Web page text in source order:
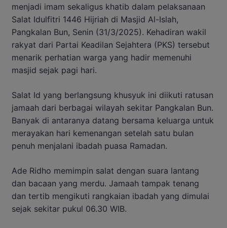
menjadi imam sekaligus khatib dalam pelaksanaan
Salat Idulfitri 1446 Hijriah di Masjid Al-Islah,
Pangkalan Bun, Senin (31/3/2025). Kehadiran wakil
rakyat dari Partai Keadilan Sejahtera (PKS) tersebut
menarik perhatian warga yang hadir memenuhi
masjid sejak pagi hari.
Salat Id yang berlangsung khusyuk ini diikuti ratusan
jamaah dari berbagai wilayah sekitar Pangkalan Bun.
Banyak di antaranya datang bersama keluarga untuk
merayakan hari kemenangan setelah satu bulan
penuh menjalani ibadah puasa Ramadan.
Ade Ridho memimpin salat dengan suara lantang
dan bacaan yang merdu. Jamaah tampak tenang
dan tertib mengikuti rangkaian ibadah yang dimulai
sejak sekitar pukul 06.30 WIB.